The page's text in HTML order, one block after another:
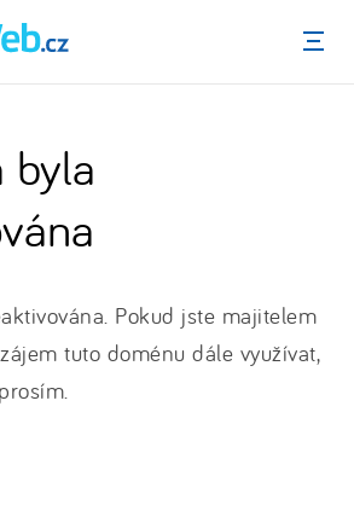
Menu
byla
Pokud jste majitelem
tuto doménu dále využívat,